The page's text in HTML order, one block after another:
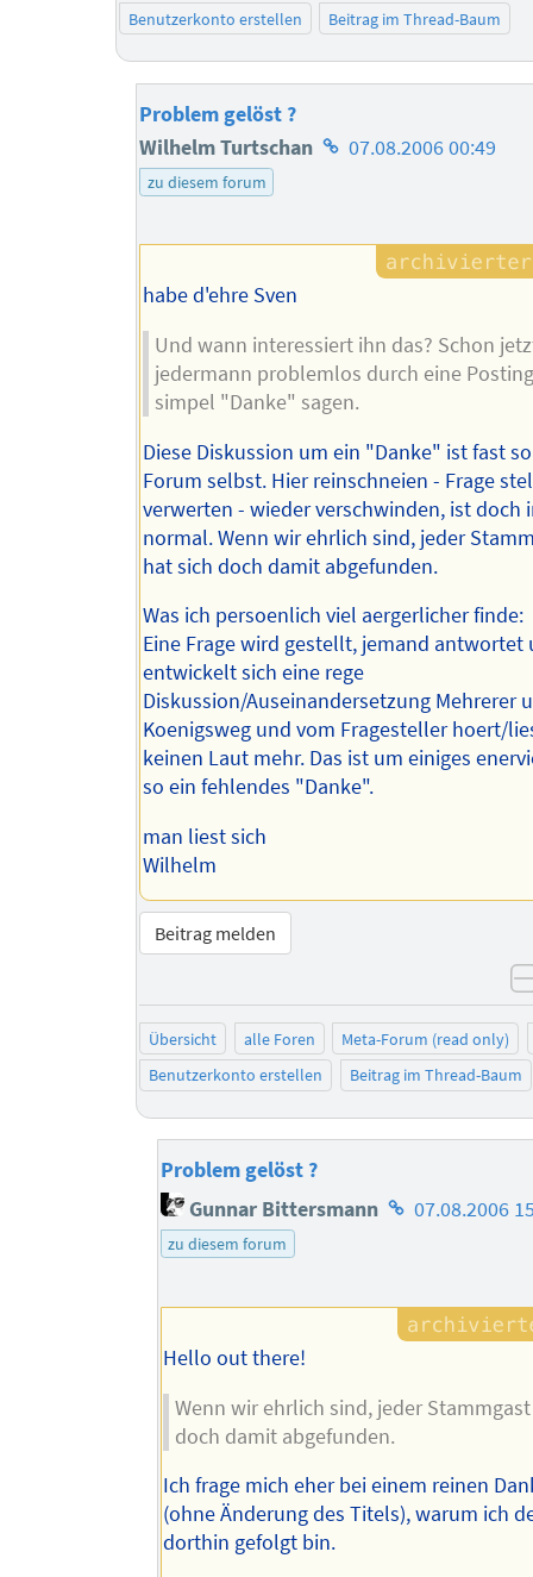
Benutzerkonto erstellen Beitrag im Thread-Baum
Problem gelöst ?
Wilhelm Turtschan Homepage
07.08.2006 00:49
zu diesem forum
habe d'ehre Sven
Und wann interessiert ihn das? Schon
jedermann problemlos durch eine
simpel "Danke" sagen.
Diese Diskussion um ein "Danke" ist fast
Forum selbst. Hier reinschneien - Frage
verwerten - wieder verschwinden, ist doch
normal. Wenn wir ehrlich sind, jeder
hat sich doch damit abgefunden.
Was ich persoenlich viel aergerlicher finde:
Eine Frage wird gestellt, jemand antwortet
entwickelt sich eine rege
Diskussion/Auseinandersetzung Mehrerer
Koenigsweg und vom Fragesteller hoert/
keinen Laut mehr. Das ist um einiges
so ein fehlendes "Danke".
man liest sich
Wilhelm
Beitrag melden
Übersicht alle Foren
Meta-Forum (read only)
Benutzerkonto erstellen
Beitrag im Thread-Baum
Problem gelöst ?
Gunnar Bittersmann Homepage
07.08.2006
zu diesem forum
Hello out there!
Wenn wir ehrlich sind, jeder
doch damit abgefunden.
Ich frage mich eher bei einem reinen
(ohne Änderung des Titels), warum ich
dorthin gefolgt bin.